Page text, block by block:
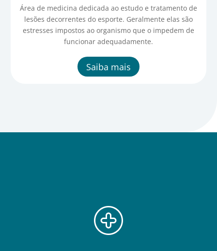
Área de medicina dedicada ao estudo e tratamento de
lesões decorrentes do esporte. Geralmente elas são
estresses impostos ao organismo que o impedem de
funcionar adequadamente.
Saiba mais